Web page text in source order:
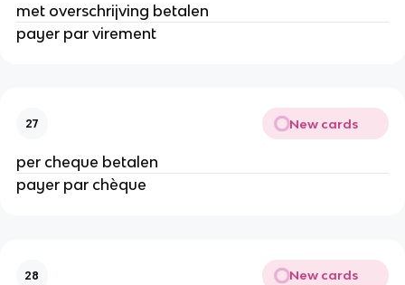
met overschrijving betalen
payer par virement
27 New cards
per cheque betalen
payer par chèque
28 New cards